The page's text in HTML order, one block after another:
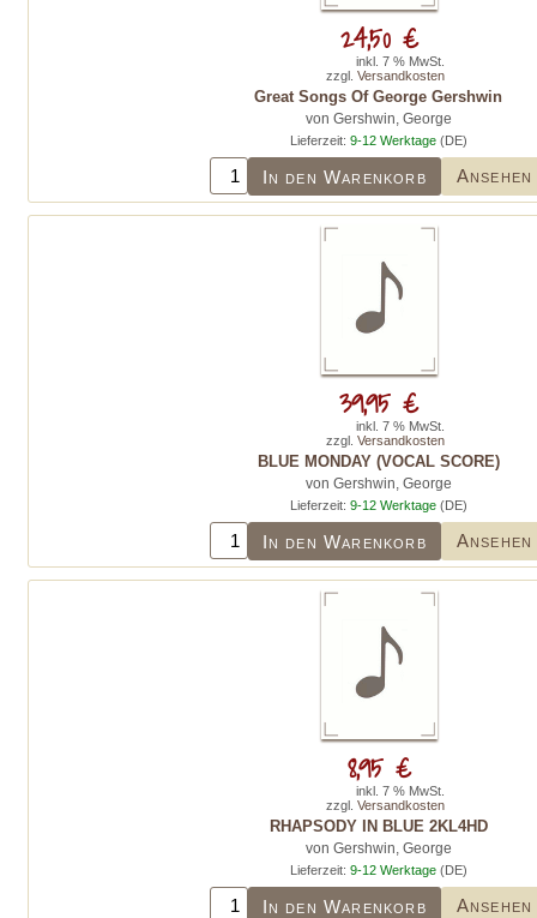
Great Songs Of George Gershwin
von Gershwin, George
Lieferzeit: 9-12 Werktage(DE)
In den Warenkorb Ansehen
24,50 €
inkl. 7 % MwSt.
zzgl. Versandkosten
BLUE MONDAY (VOCAL SCORE)
von Gershwin, George
Lieferzeit: 9-12 Werktage(DE)
In den Warenkorb Ansehen
39,95 €
inkl. 7 % MwSt.
zzgl. Versandkosten
RHAPSODY IN BLUE 2KL4HD
von Gershwin, George
Lieferzeit: 9-12 Werktage(DE)
In den Warenkorb Ansehen
8,95 €
inkl. 7 % MwSt.
zzgl. Versandkosten